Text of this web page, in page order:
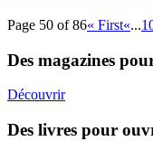
Page 50 of 86« First«...
Des magazines
Découvrir
Des livres pour